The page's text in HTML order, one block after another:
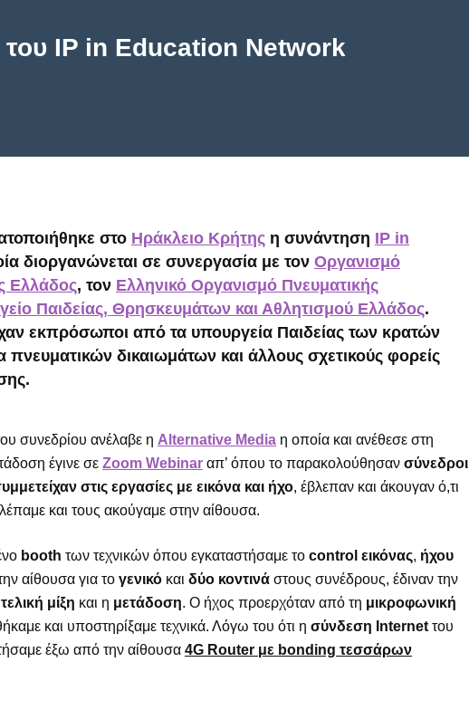
IP in Education Network
στο Ηράκλειο Κρήτης η συνάντηση IP in
διοργανώνεται σε συνεργασία με τον Οργανισμό
Ελλάδος, τον Ελληνικό Οργανισμό Πνευματικής
Παιδείας, Θρησκευμάτων και Αθλητισμού Ελλάδος.
εκπρόσωποι από τα υπουργεία Παιδείας των κρατών
πνευματικών δικαιωμάτων και άλλους σχετικούς φορείς
συνεδρίου ανέλαβε η Alternative Media η οποία και ανέθεσε στη
έγινε σε Zoom Webinar απ’ όπου το παρακολούθησαν σύνεδροι
στις εργασίες με εικόνα και ήχο, έβλεπαν και άκουγαν ό,τι
και τους ακούγαμε στην αίθουσα.
booth των τεχνικών όπου εγκαταστήσαμε το control εικόνας, ήχου
αίθουσα για το γενικό και δύο κοντινά στους συνέδρους, έδιναν την
τελική μίξη και η μετάδοση. Ο ήχος προερχόταν από τη μικροφωνική
και υποστηρίξαμε τεχνικά. Λόγω του ότι η σύνδεση Internet του
έξω από την αίθουσα 4G Router με bonding τεσσάρων